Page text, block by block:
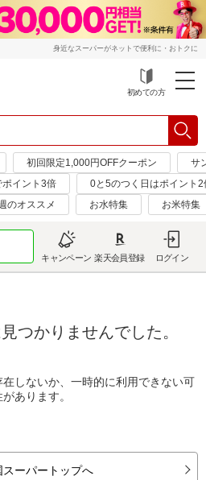
身近なスーパーがネットで便利に・おトクに
初めての方
初回限定1,000円OFFクーポン
サ
ポイント3倍
0と5のつく日はポイント2
のオススメ お水特集 お米特集
キャンペーン 楽天会員登録 ログイン
つかりませんでした。
しないか、一時的に利用できない可
あります。
スーパートップへ